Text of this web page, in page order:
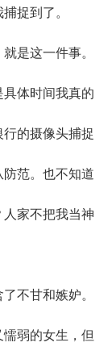
捉到了。
是这一件事。
体时间我真的
的摄像头捕捉
范。也不知道
家不把我当神
不甘和嫉妒。
弱的女生，但